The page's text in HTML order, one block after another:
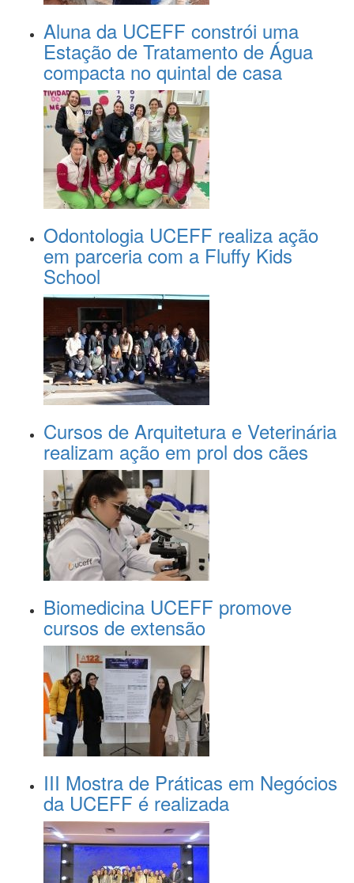
Aluna da UCEFF constrói uma
Estação de Tratamento de Água
compacta no quintal de casa
Odontologia UCEFF realiza ação
em parceria com a Fluffy Kids
School
Cursos de Arquitetura e Veterinária
realizam ação em prol dos cães
Biomedicina UCEFF promove
cursos de extensão
III Mostra de Práticas em Negócios
da UCEFF é realizada